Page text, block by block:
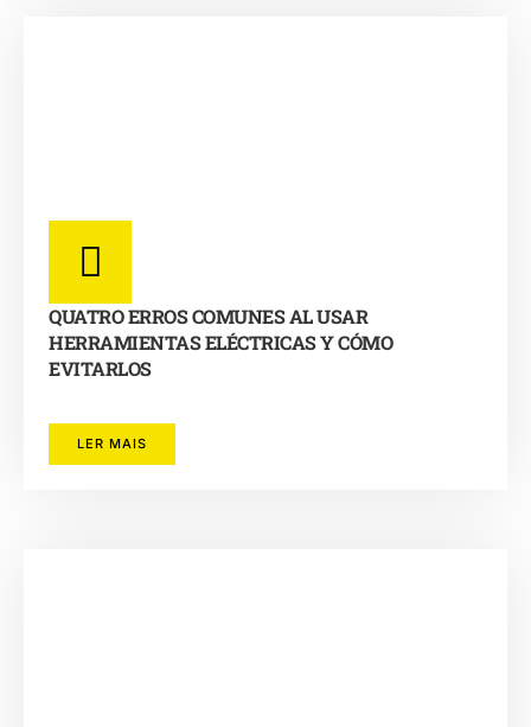
QUATRO ERROS COMUNES AL USAR
HERRAMIENTAS ELÉCTRICAS Y CÓMO
EVITARLOS
LER MAIS